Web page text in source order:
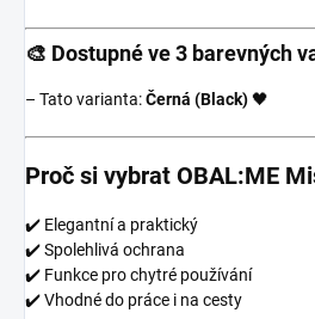
🎨 Dostupné ve 3 barevných
– Tato varianta:Černá (Black)🖤
Proč si vybrat OBAL:ME
✔️ Elegantní a praktický
✔️ Spolehlivá ochrana
✔️ Funkce pro chytré používání
✔️ Vhodné do práce i na cesty